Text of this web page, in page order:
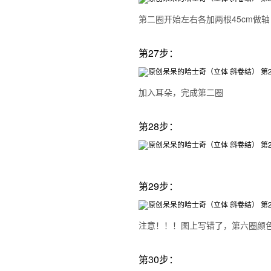
第二圈开始左右各加两根45cm做轴
第27步：
加入耳朵，完成第二圈
第28步：
第29步：
注意！！！图上写错了，第六圈颜
第30步：